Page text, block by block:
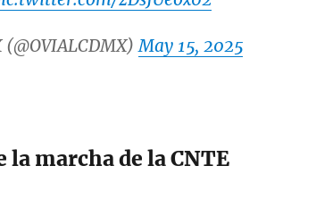
(@OVIALCDMX)May 15, 2025
la marcha de la CNTE